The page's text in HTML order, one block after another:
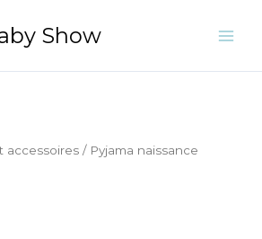
Show
accessoires / Pyjama naissance